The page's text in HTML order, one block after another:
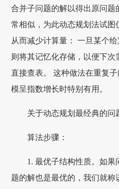
合并子问题的解以得出原问题
常相似，为此动态规划法试图
从而减少计算量： 一旦某个
则将其记忆化存储，以便下
直接查表。 这种做法在重复
模呈指数增长时特别有用。
关于动态规划最经典的问
算法步骤：
1. 最优子结构性质。如
题的解也是最优的，我们就